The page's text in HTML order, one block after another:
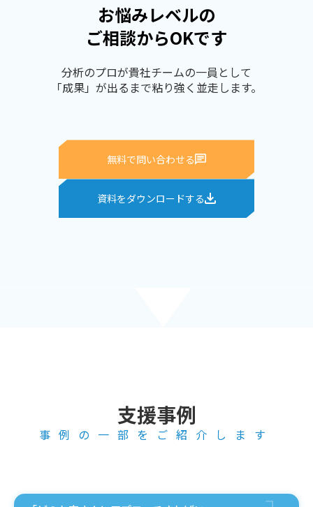
お悩みレベルの
ご相談からOKです
分析のプロが貴社チームの一員として
「成果」が出るまで粘り強く並走します。
無料で問い合わせる
資料をダウンロードする
支援事例
事例の一部をご紹介します